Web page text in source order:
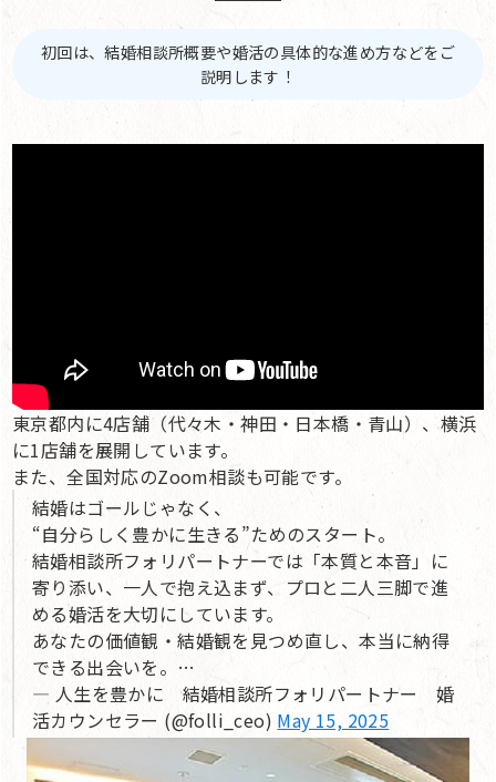
初回は、結婚相談所概要や婚活の具体的な進め方などをご
説明します！
東京都内に4店舗（代々木・神田・日本橋・青山）、横浜
に1店舗を展開しています。
また、全国対応のZoom相談も可能です。
結婚はゴールじゃなく、
“自分らしく豊かに生きる”ためのスタート。
結婚相談所フォリパートナーでは「本質と本音」に
寄り添い、一人で抱え込まず、プロと二人三脚で進
める婚活を大切にしています。
あなたの価値観・結婚観を見つめ直し、本当に納得
できる出会いを。…
— 人生を豊かに 結婚相談所フォリパートナー 婚
活カウンセラー (@folli_ceo) May 15, 2025